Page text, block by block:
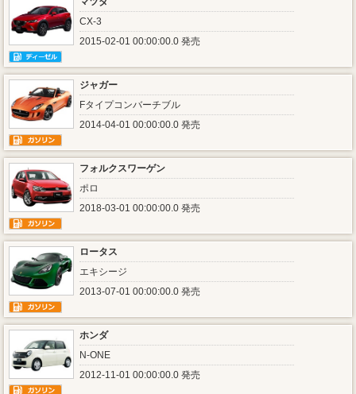
CX-3
2015-02-01 00:00:00.0 発売
ジャガー
Fタイプコンバーチブル
2014-04-01 00:00:00.0 発売
フォルクスワーゲン
ポロ
2018-03-01 00:00:00.0 発売
ロータス
エキシージ
2013-07-01 00:00:00.0 発売
ホンダ
N-ONE
2012-11-01 00:00:00.0 発売